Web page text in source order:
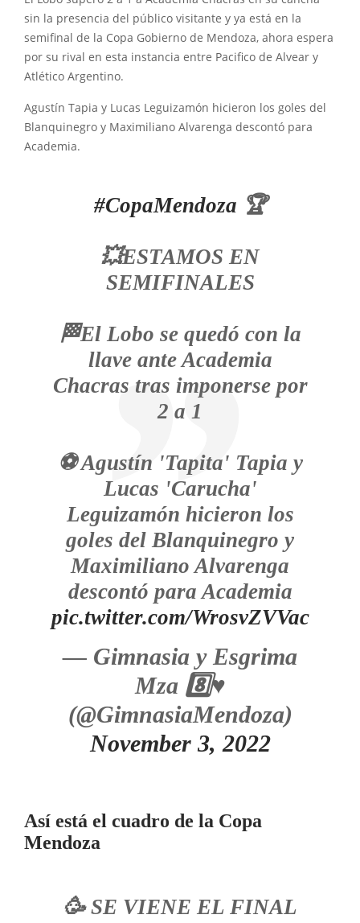
sin la presencia del público visitante y ya está en la
semifinal de la Copa Gobierno de Mendoza, ahora espera
por su rival en esta instancia entre Pacifico de Alvear y
Atlético Argentino.
Agustín Tapia y Lucas Leguizamón hicieron los goles del
Blanquinegro y Maximiliano Alvarenga descontó para
Academia.
#CopaMendoza 🏆
💥ESTAMOS EN
SEMIFINALES
🏁El Lobo se quedó con la
llave ante Academia
Chacras tras imponerse por
2 a 1
⚽ Agustín 'Tapita' Tapia y
Lucas 'Carucha'
Leguizamón hicieron los
goles del Blanquinegro y
Maximiliano Alvarenga
descontó para Academia
pic.twitter.com/WrosvZVVac
— Gimnasia y Esgrima
Mza 8️⃣♥️
(@GimnasiaMendoza)
November 3, 2022
Así está el cuadro de la Copa
Mendoza
🥳 SE VIENE EL FINAL